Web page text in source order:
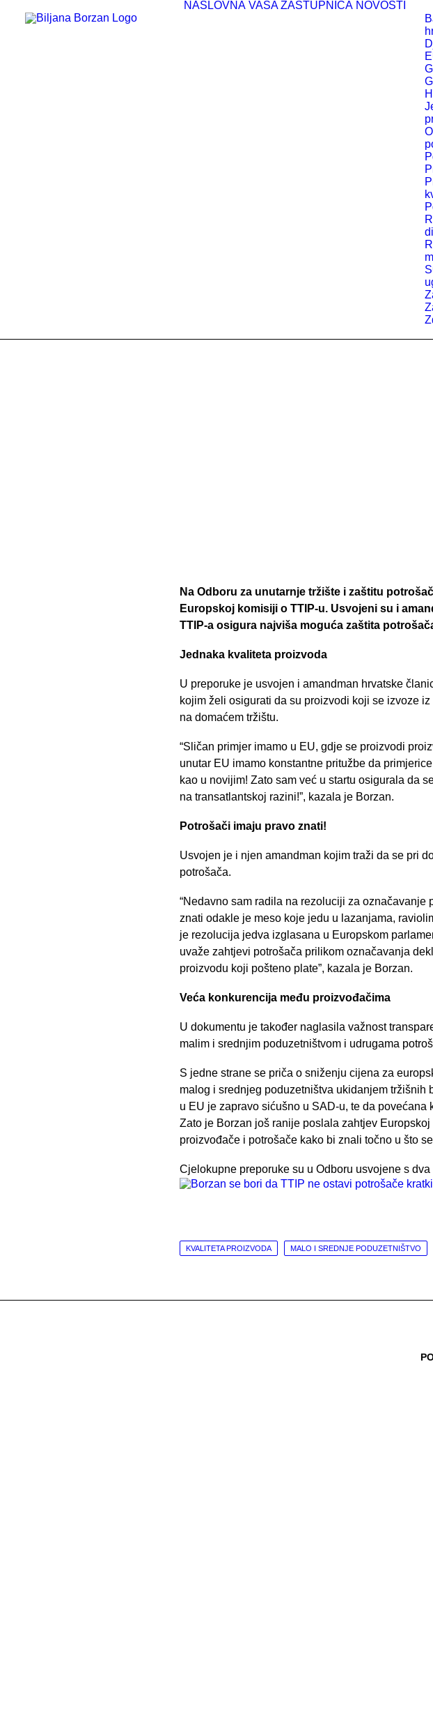
NASLOVNA VAŠA ZASTUPNICA NOVOSTI
Na Odboru za unutarnje tržište i zaštitu
Europskoj komisiji o TTIP-u. Usvojeni su i
TTIP-a osigura najviša moguća zaštita
Jednaka kvaliteta proizvoda
U preporuke je usvojen i amandman hrvatske
kojim želi osigurati da su proizvodi koji se izvoze
na domaćem tržištu.
“Sličan primjer imamo u EU, gdje se proizvodi
unutar EU imamo konstantne pritužbe da
kao u novijim! Zato sam već u startu osigurala da
na transatlantskoj razini!”, kazala je Borzan.
Potrošači imaju pravo znati!
Usvojen je i njen amandman kojim traži da se pri
potrošača.
“Nedavno sam radila na rezoluciji za
znati odakle je meso koje jedu u lazanjama,
je rezolucija jedva izglasana u Europskom
uvaže zahtjevi potrošača prilikom označavanja
proizvodu koji pošteno plate”, kazala je Borzan.
Veća konkurencija među proizvođačima
U dokumentu je također naglasila važnost
malim i srednjim poduzetništvom i udrugama
S jedne strane se priča o sniženju cijena za
malog i srednjeg poduzetništva ukidanjem tržišnih
u EU je zapravo sićušno u SAD-u, te da
Zato je Borzan još ranije poslala zahtjev
proizvođače i potrošače kako bi znali točno u što
Cjelokupne preporuke su u Odboru usvojene s
KVALITETA PROIZVODA MALO I SREDNJE PODUZETNIŠTVO